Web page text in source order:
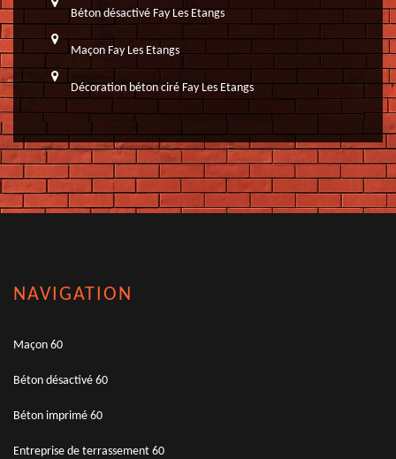
Béton désactivé Fay Les Etangs
Maçon Fay Les Etangs
Décoration béton ciré Fay Les Etangs
NAVIGATION
Maçon 60
Béton désactivé 60
Béton imprimé 60
Entreprise de terrassement 60